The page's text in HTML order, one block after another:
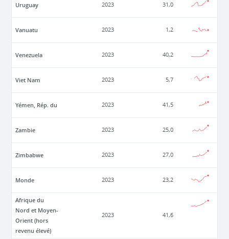
Uruguay 2023 31,0
Vanuatu 2023 1,2
Venezuela 2023 40,2
Viet Nam 2023 5,7
Yémen, Rép. du 2023 41,5
Zambie 2023 25,0
Zimbabwe 2023 27,0
Monde 2023 23,2
Afrique du
Nord et Moyen-
Orient (hors
revenu élevé)
2023 41,6